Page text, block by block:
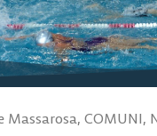
Massarosa, COMUNI,